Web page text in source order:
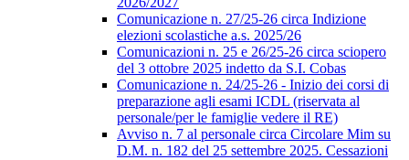
Comunicazione n. 27/25-26 circa Indizione
elezioni scolastiche a.s. 2025/26
Comunicazioni n. 25 e 26/25-26 circa sciopero
del 3 ottobre 2025 indetto da S.I. Cobas
Comunicazione n. 24/25-26 - Inizio dei corsi di
preparazione agli esami ICDL (riservata al
personale/per le famiglie vedere il RE)
Avviso n. 7 al personale circa Circolare Mim su
D.M. n. 182 del 25 settembre 2025. Cessazioni